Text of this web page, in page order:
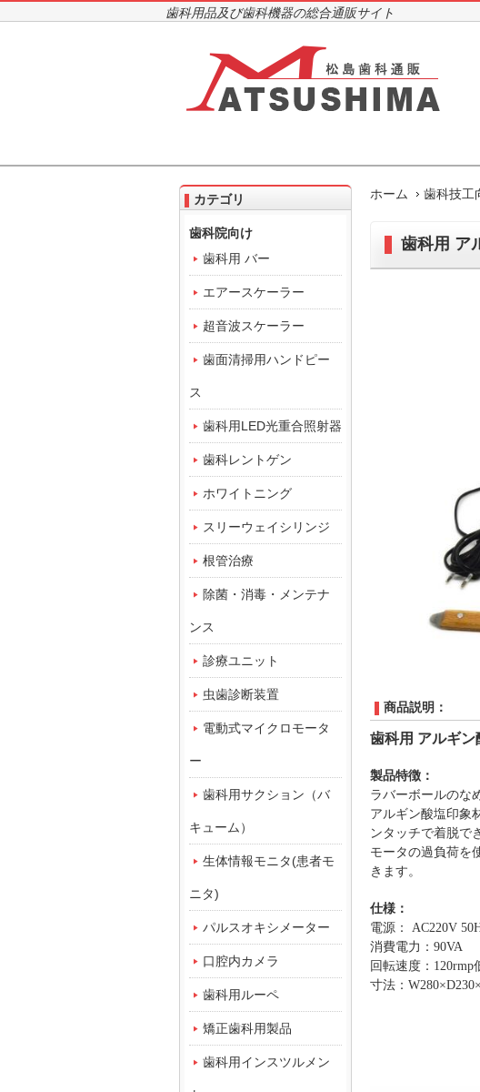
歯科用品及び歯科機器の総合通販サイト
ホーム 歯科技工
歯科用 ア
商品説明：
歯科用 アルギン
製品特徴：
ラバーボールのな
アルギン酸塩印象
ンタッチで着脱で
モータの過負荷を
きます。
仕様：
電源：
AC220V
消費電力：90VA
回転速度： 120rmp
寸法：W280×D230
カテゴリ
歯科院向け
歯科用 バー
エアースケーラー
超音波スケーラー
歯面清掃用ハンドピー
ス
歯科用LED光重合照射器
歯科レントゲン
ホワイトニング
スリーウェイシリンジ
根管治療
除菌・消毒・メンテナ
ンス
診療ユニット
虫歯診断装置
電動式マイクロモータ
ー
歯科用サクション（バ
キューム）
生体情報モニタ(患者モ
ニタ)
パルスオキシメーター
口腔内カメラ
歯科用ルーペ
矯正歯科用製品
歯科用インスツルメン